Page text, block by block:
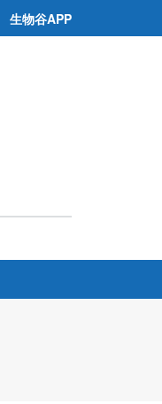
生物谷APP